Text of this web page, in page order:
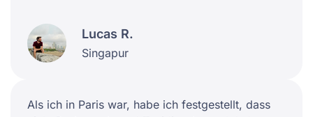
Lucas R.
Singapur
Als ich in Paris war, habe ich festgestellt, dass